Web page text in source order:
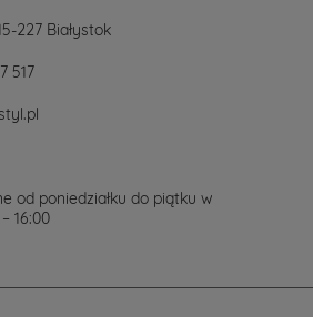
227 Białystok
517
od poniedziałku do piątku w
16:00